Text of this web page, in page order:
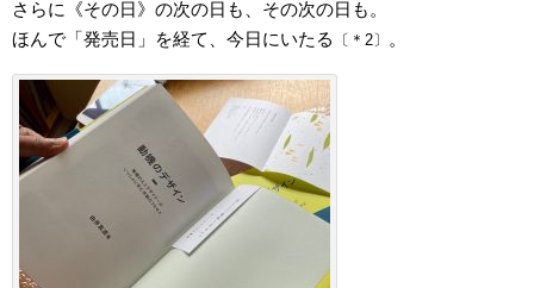
さらに《その日》の次の日も、その次の日も。
ほんで「発売日」を経て、今日にいたる
〔＊2〕 。